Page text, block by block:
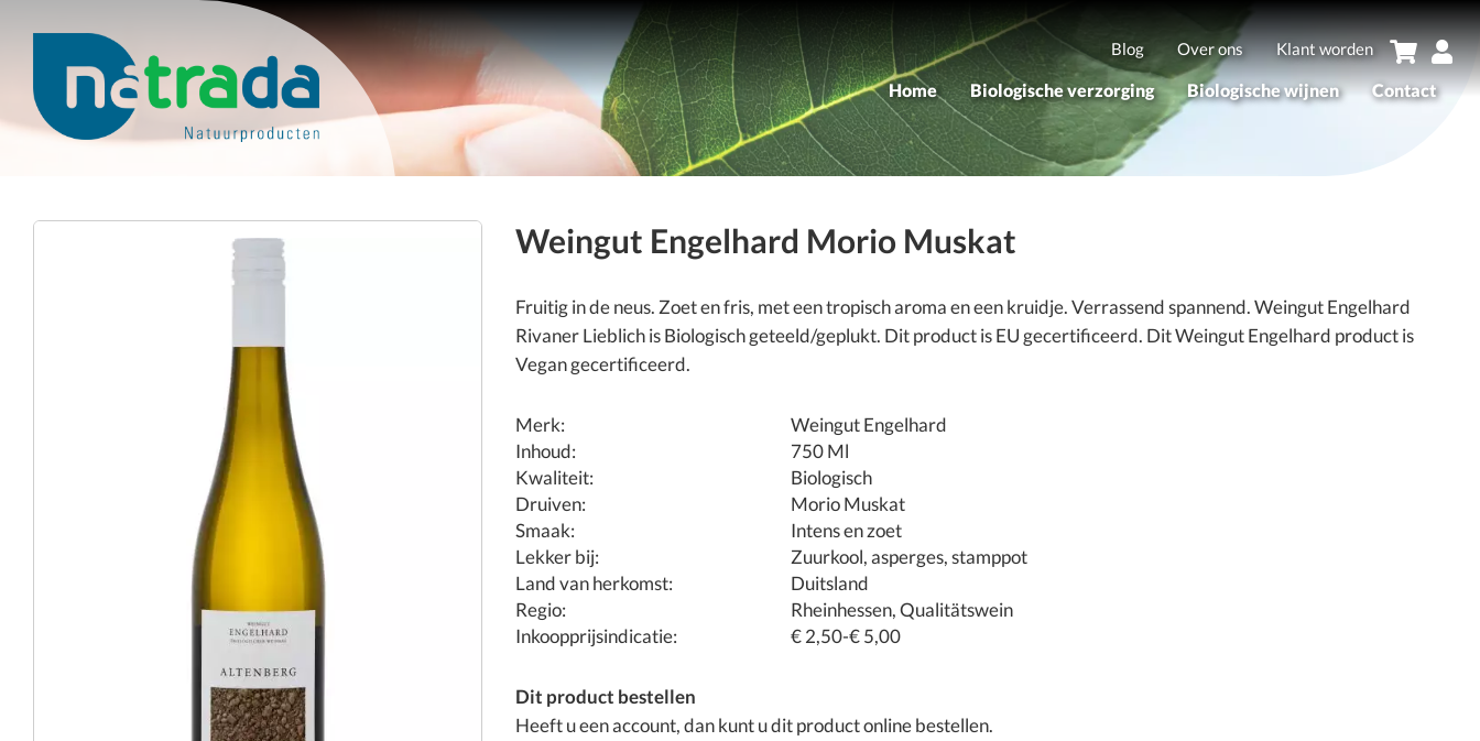
Blog Over ons Klant worden
Home Biologische verzorging
Assortiment
Merken
Biologische wijnen Contact
Weingut Engelhard Morio Muskat
Fruitig in de neus. Zoet en fris, met een tropisch aroma en een kruidje. Verrassend spannend. Weingut Engelhard
Rivaner Lieblich is Biologisch geteeld/geplukt. Dit product is EU gecertificeerd. Dit Weingut Engelhard product is
Vegan gecertificeerd.
Merk:
Weingut Engelhard
Inhoud:
750 Ml
Kwaliteit:
Biologisch
Druiven:
Morio Muskat
Smaak:
Intens en zoet
Lekker bij:
Zuurkool, asperges, stamppot
Land van herkomst:
Duitsland
Regio:
Rheinhessen, Qualitätswein
Inkoopprijsindicatie:
€ 2,50-€ 5,00
Dit product bestellen
Heeft u een account, dan kunt u dit product online bestellen.